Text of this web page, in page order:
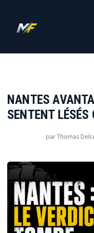
NANTES
SENTENT
parThomas